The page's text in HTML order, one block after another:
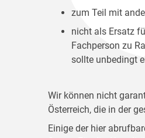
zum Teil mit
nicht als Ersatz
Fachperson zu
sollte unbedingt
Wir können nicht
Österreich, die in der
Einige der hier